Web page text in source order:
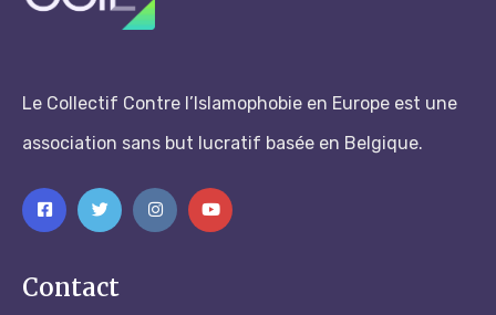
Le Collectif Contre l’Islamophobie en Europe est une
association sans but lucratif basée en Belgique.
Contact